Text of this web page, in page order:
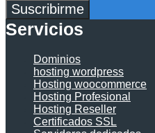
Suscribirme
Servicios
Dominios
hosting wordpress
Hosting woocommerce
Hosting Profesional
Hosting Reseller
Certificados SSL